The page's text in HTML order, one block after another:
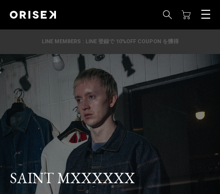
LINE MEMBERS : LINE 登録で 10%OFF COUPON を獲得
SAINT MXXXXXX